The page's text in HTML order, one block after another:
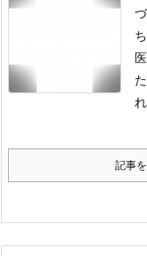
記事